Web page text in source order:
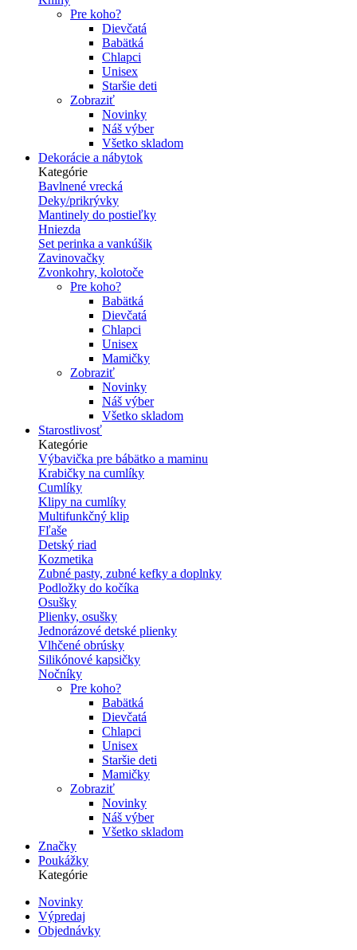
Pre koho?
Dievčatá
Babätká
Chlapci
Unisex
Staršie deti
Zobraziť
Novinky
Náš výber
Všetko skladom
Dekorácie a nábytok
Kategórie
Bavlnené vrecká
Deky/prikrývky
Mantinely do postieľky
Hniezda
Set perinka a vankúšik
Zavinovačky
Zvonkohry, kolotoče
Pre koho?
Babätká
Dievčatá
Chlapci
Unisex
Mamičky
Zobraziť
Novinky
Náš výber
Všetko skladom
Starostlivosť
Kategórie
Výbavička pre bábätko a maminu
Krabičky na cumlíky
Cumlíky
Klipy na cumlíky
Multifunkčný klip
Fľaše
Detský riad
Kozmetika
Zubné pasty, zubné kefky a doplnky
Podložky do kočíka
Osušky
Plienky, osušky
Jednorázové detské plienky
Vlhčené obrúsky
Silikónové kapsičky
Nočníky
Pre koho?
Babätká
Dievčatá
Chlapci
Unisex
Staršie deti
Mamičky
Zobraziť
Novinky
Náš výber
Všetko skladom
Značky
Poukážky
Kategórie
Secondary
navigation
Novinky
Výpredaj
Objednávky